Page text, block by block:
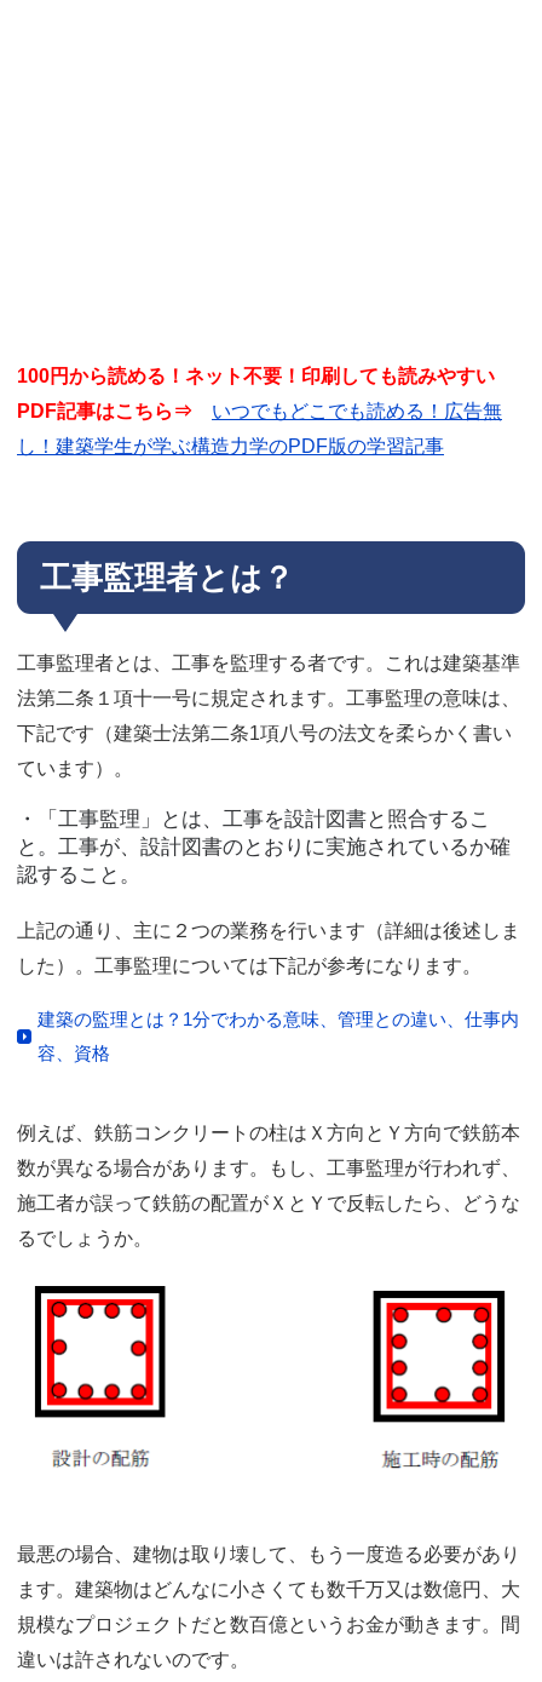
100円から読める！ネット不要！印刷しても読みやすい
PDF記事はこちら⇒ いつでもどこでも読める！広告無
し！建築学生が学ぶ構造力学のPDF版の学習記事
工事監理者とは？
工事監理者とは、工事を監理する者です。これは建築基準
法第二条１項十一号に規定されます。工事監理の意味は、
下記です（建築士法第二条1項八号の法文を柔らかく書い
ています）。
・「工事監理」とは、工事を設計図書と照合するこ
と。工事が、設計図書のとおりに実施されているか確
認すること。
上記の通り、主に２つの業務を行います（詳細は後述しま
した）。工事監理については下記が参考になります。
建築の監理とは？1分でわかる意味、管理との違い、仕事内
容、資格
例えば、鉄筋コンクリートの柱はＸ方向とＹ方向で鉄筋本
数が異なる場合があります。もし、工事監理が行われず、
施工者が誤って鉄筋の配置がＸとＹで反転したら、どうな
るでしょうか。
最悪の場合、建物は取り壊して、もう一度造る必要があり
ます。建築物はどんなに小さくても数千万又は数億円、大
規模なプロジェクトだと数百億というお金が動きます。間
違いは許されないのです。